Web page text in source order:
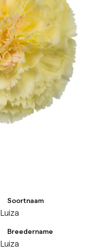
Soortnaam
Luiza
Breedername
Luiza